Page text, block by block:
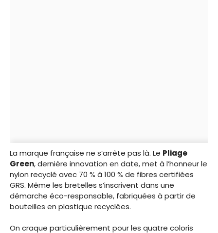
La marque française ne s’arrête pas là. Le Pliage
Green, dernière innovation en date, met à l’honneur le
nylon recyclé avec 70 % à 100 % de fibres certifiées
GRS. Même les bretelles s’inscrivent dans une
démarche éco-responsable, fabriquées à partir de
bouteilles en plastique recyclées.
On craque particulièrement pour les quatre coloris